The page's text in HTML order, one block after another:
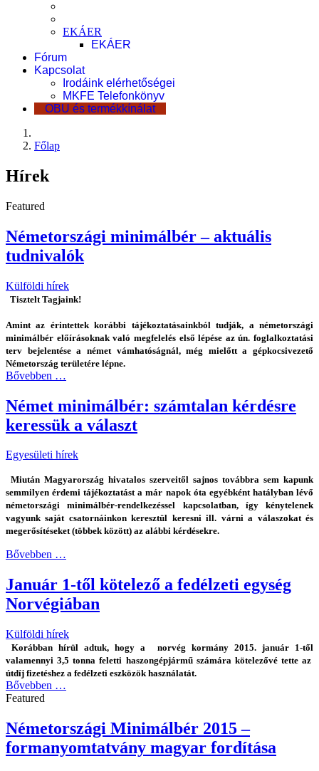
EKÁER
EKÁER
Fórum
Kapcsolat
Irodáink elérhetőségei
MKFE Telefonkönyv
OBU és termékkínálat
Főlap
Hírek
Featured
Németországi minimálbér – aktuális
tudnivalók
Külföldi hírek
Tisztelt Tagjaink!
Amint az érintettek korábbi tájékoztatásainkból tudják, a németországi
minimálbér előírásoknak való megfelelés első lépése az ún. foglalkoztatási
terv bejelentése a német vámhatóságnál, még mielőtt a gépkocsivezető
Németország területére lépne.
Bővebben …
Német minimálbér: számtalan kérdésre
keressük a választ
Egyesületi hírek
Miután Magyarország hivatalos szerveitől sajnos továbbra sem kapunk
semmilyen érdemi tájékoztatást a már napok óta egyébként hatályban lévő
németországi minimálbér-rendelkezéssel kapcsolatban, így kénytelenek
vagyunk saját csatornáinkon keresztül keresni ill. várni a válaszokat és
megerősítéseket (többek között) az alábbi kérdésekre.
Bővebben …
Január 1-től kötelező a fedélzeti egység
Norvégiában
Külföldi hírek
Korábban hírül adtuk, hogy a norvég kormány 2015. január 1-től
valamennyi 3,5 tonna feletti haszongépjármű számára kötelezővé tette az
útdíj fizetéshez a fedélzeti eszközök használatát.
Bővebben …
Featured
Németországi Minimálbér 2015 –
formanyomtatvány magyar fordítása